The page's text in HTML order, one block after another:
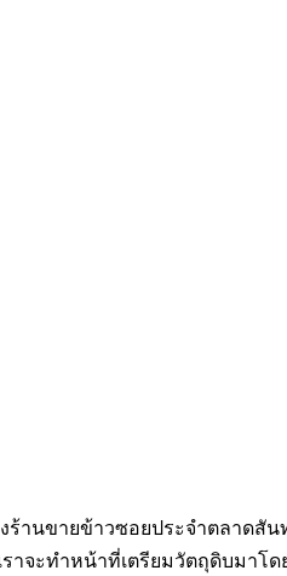
านขายข้าวซอยประจำตลาดสัน
าจะทำหน้าที่เตรียมวัตถุดิบมาโด